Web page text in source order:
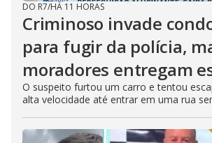
DO R7/HÁ 11 HORAS
Criminoso invade
para fugir da polícia,
moradores entregam
O suspeito furtou um carro e tentou
alta velocidade até entrar em uma rua